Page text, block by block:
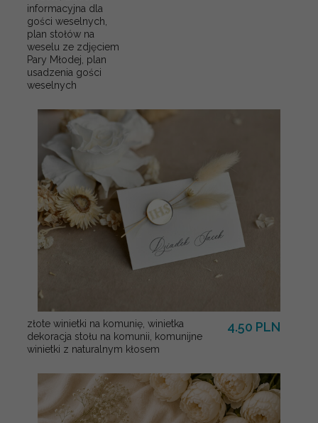
informacyjna dla
gości weselnych,
plan stołów na
weselu ze zdjęciem
Pary Młodej, plan
usadzenia gości
weselnych
złote winietki na komunię, winietka
dekoracja stołu na komunii, komunijne
winietki z naturalnym kłosem
4.50 PLN